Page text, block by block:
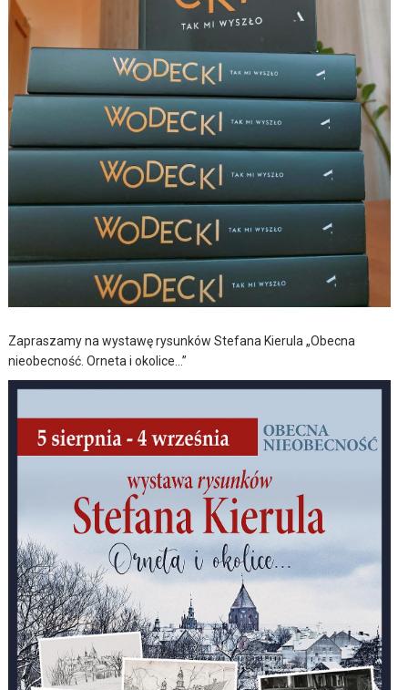
Zapraszamy na wystawę rysunków Stefana Kierula „Obecna
nieobecność. Orneta i okolice…”